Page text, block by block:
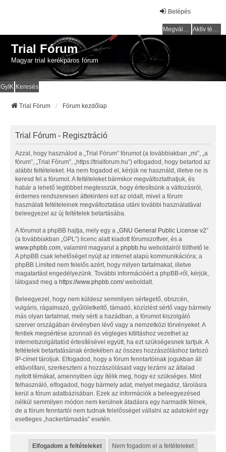
Belépés
Megválaszolatlan témák Aktív témák
Trial Fórum
Magyar trial kerékpáros fórum
GyIK Keresés
Trial Fórum Fórum kezdőlap
Trial Fórum - Regisztráció
Azzal, hogy használod a „Trial Fórum” fórumot (a továbbiakban „mi”, „a
fórum”, „Trial Fórum”, „https://trialforum.hu”) elfogadod, hogy betartod az
alábbi feltételeket. Ha nem fogadod el, kérjük ne használd, illetve ne is
keresd fel a fórumot. A feltételeket bármikor megváltoztathatjuk, és
habár a lehető legtöbbet megtesszük, hogy értesítsünk a változásról,
érdemes rendszeresen áttekinteni ezt az oldalt, mivel a fórum
használati feltételeinek megváltoztatása utáni további használatával
beleegyezel az új feltételek betartásába.
A fórumot a phpBB hajtja, mely egy a „ GNU General Public License v2”
(a továbbiakban „GPL”) licenc alatt kiadott fórumszoftver, és a
www.phpbb.com , valamint magyarul a phpbb.hu weboldalról tölthető le.
A phpBB csak lehetőséget nyújt az internet alapú kommunikációra; a
phpBB Limited nem felelős azért, hogy milyen tartalmakat, illetve
magatartást engedélyezünk. További információért a phpBB-ről, kérjük,
látogasd meg a https://www.phpbb.com/weboldalt.
Beleegyezel, hogy nem küldesz semmilyen sértegető, obszcén,
vulgáris, rágalmazó, gyűlöletkeltő, támadó, közízlést sértő vagy bármely
más olyan tartalmat, mely sérti a hazádban, a fórumot kiszolgáló
szerver országában érvényben lévő vagy a nemzetközi törvényeket. A
fentiek megsértése azonnali és végleges kitiltáshoz vezethet az
internetszolgáltatód értesítésével együtt, ha ezt szükségesnek tartjuk. A
feltételek betartatásának érdekében az összes hozzászóláshoz tartozó
IP-címet tároljuk. Elfogadod, hogy a fórum fenntartóinak jogukban áll
eltávolítani, szerkeszteni a hozzászólásaid vagy lezárni az általad
nyitott témákat, amennyiben úgy ítélik meg, hogy ez szükséges. Mint
felhasználó, elfogadod, hogy bármely adat, melyet megadsz, tárolásra
kerül a fórum adatbázisában. Ezek az információk a beleegyezésed
nélkül semmilyen módon nem kerülnek átadásra egy harmadik félnek,
de a fórum fenntartói nem tudnak felelősséget vállalni az adatokért egy
esetleges „hackertámadás” esetén.